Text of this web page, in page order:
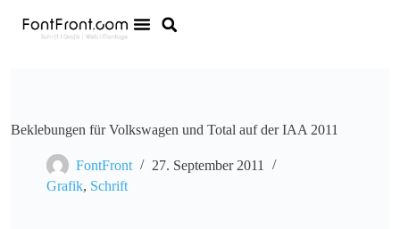
Beklebungen für Volkswagen und Total auf der IAA 2011
FontFront
27. September 2011
Grafik, Schrift